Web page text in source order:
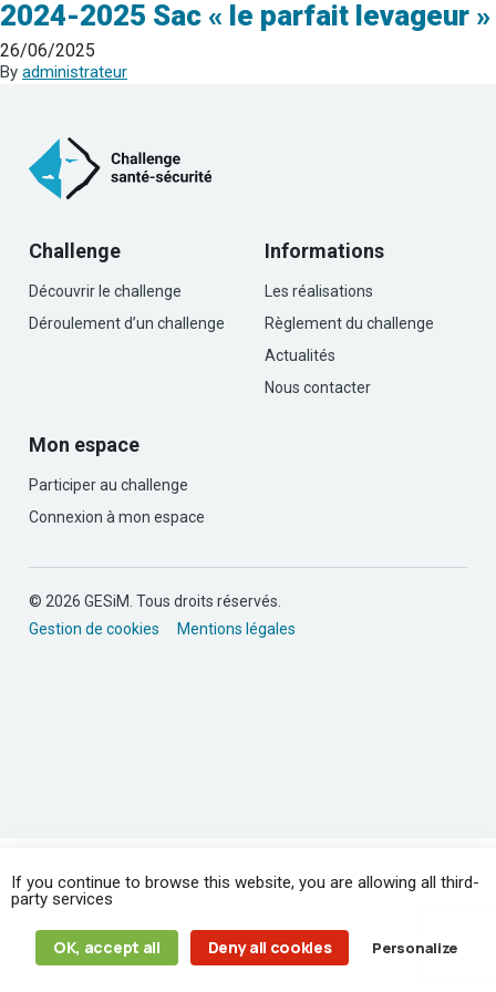
2024-2025 Sac « le parfait levageur »
26/06/2025
By administrateur
Challenge
Découvrir le challenge
Déroulement d’un challenge
Informations
Les réalisations
Règlement du challenge
Actualités
Nous contacter
Mon espace
Participer au challenge
Connexion à mon espace
© 2026 GESiM. Tous droits réservés.
Gestion de cookies
Mentions légales
If you continue to browse this website, you are allowing all third-
party services
OK, accept all Deny all cookies Personalize